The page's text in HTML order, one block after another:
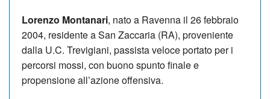
Lorenzo Montanari, nato a Ravenna il 26 febbraio
2004, residente a San Zaccaria (RA), proveniente
dalla U.C. Trevigiani, passista veloce portato per i
percorsi mossi, con buono spunto finale e
propensione all’azione offensiva.